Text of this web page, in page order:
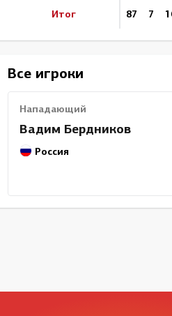
Итог 87 7
Все игроки
Нападающий
Вадим Бердников
Россия